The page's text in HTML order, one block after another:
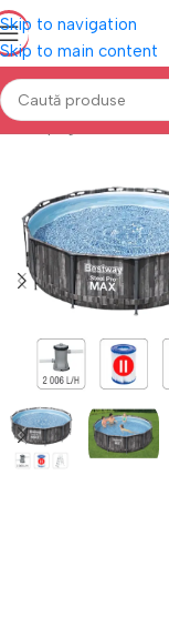
Skip to navigation
Skip to main content
Prima pagină PISCINE